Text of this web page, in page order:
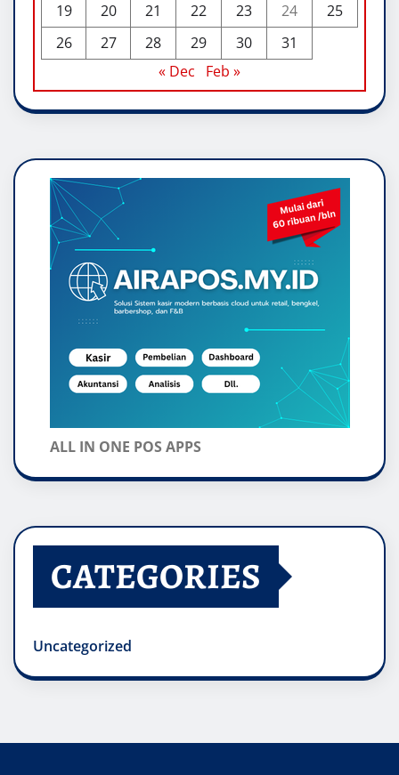
19
20 21 22 23 24
25
26
27 28 29 30
31
« Dec
Feb »
ALL IN ONE POS APPS
CATEGORIES
Uncategorized